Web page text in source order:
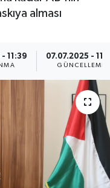
alması
11:39 07.07.2025 -
GÜNCELLEME